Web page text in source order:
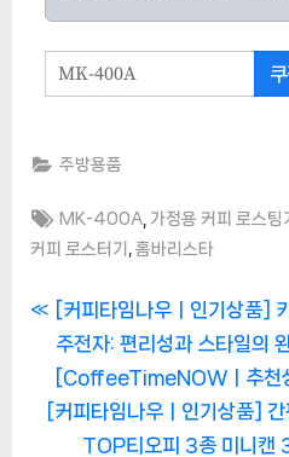
주방용품
Tags:
MK-400A 가정용 커피 로스팅
커피 로스터기 홈바리스타
글
탐
색
P
r
e
v
[커피타임나우ㅣ인기상품]
주전자: 편리성과 스타일의
[CoffeeTimeNOWㅣ추천
N
[커피타임나우ㅣ인기상품]
TOP티오피 3종 미니캔